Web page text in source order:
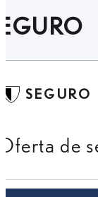
SEGURO
de